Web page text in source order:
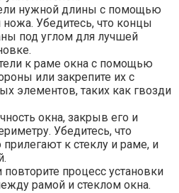
нужной длины с помощью
Убедитесь, что концы
под углом для лучшей
к раме окна с помощью
или закрепите их с
элементов, таких как гвозди
окна, закрыв его и
Убедитесь, что
прилегают к стеклу и раме, и
процесс установки
рамой и стеклом окна.​